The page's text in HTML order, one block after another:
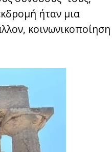
ήταν μια
κοινωνικοποίηση